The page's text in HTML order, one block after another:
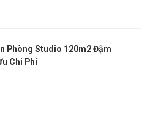
Phòng Studio 120m2 Đậm
Chi Phí